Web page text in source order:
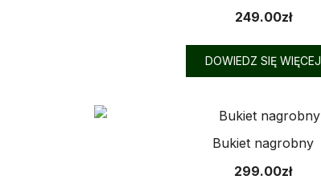
249.00zł
DOWIEDZ SIĘ WIĘCEJ
Bukiet nagrobny
299.00zł